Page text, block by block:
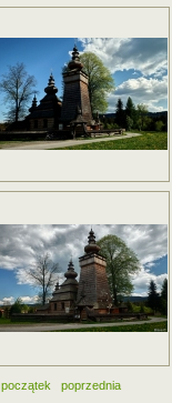
początek poprzednia